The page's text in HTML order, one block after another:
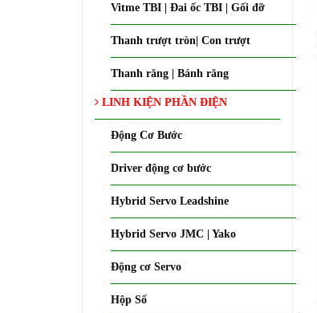
Vitme TBI | Đai ốc TBI | Gối đỡ
Thanh trượt tròn| Con trượt
Thanh răng | Bánh răng
LINH KIỆN PHẦN ĐIỆN
Động Cơ Bước
Driver động cơ bước
Hybrid Servo Leadshine
Hybrid Servo JMC | Yako
Động cơ Servo
Hộp Số